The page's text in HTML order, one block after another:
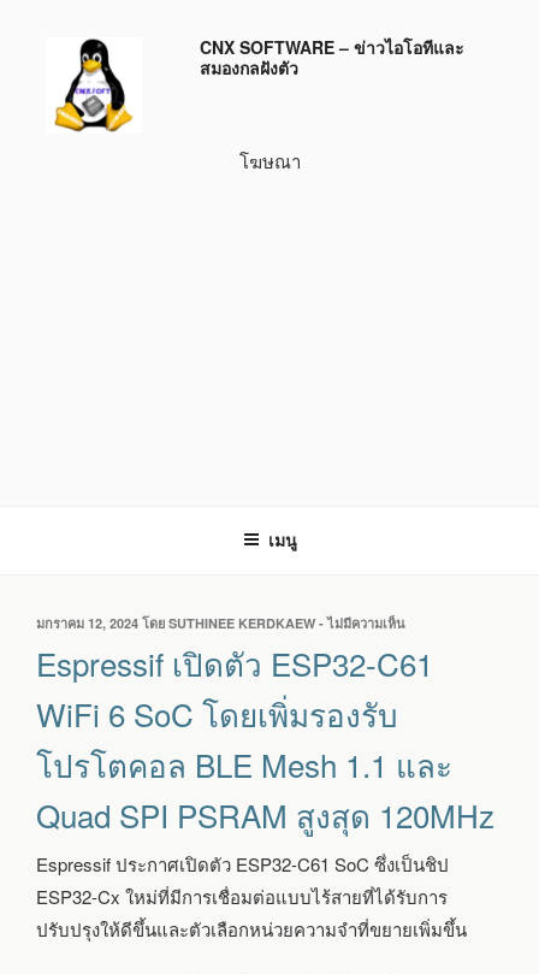
บทความ
CNX SOFTWARE – ข่าวไอโอทีและ
สมองกลฝังตัว
โฆษณา
เมนู
เขียน
ที่
มกราคม 12, 2024 โดย SUTHINEE KERDKAEW -ไม่มีความเห็น
เปิด
WIFI
6
SOC
โดย
เพิ่ม
รองรับ
โปรโตคอล
BLE
Espressif เปิดตัว ESP32-C61
WiFi 6 SoC โดยเพิ่มรองรับ
โปรโตคอล BLE Mesh 1.1 และ
Quad SPI PSRAM สูงสุด 120MHz
Espressif ประกาศเปิดตัว ESP32-C61 SoC ซึ่งเป็นชิป
ESP32-Cx ใหม่ที่มีการเชื่อมต่อแบบไร้สายที่ได้รับการ
ปรับปรุงให้ดีขึ้นและตัวเลือกหน่วยความจำที่ขยายเพิ่มขึ้น